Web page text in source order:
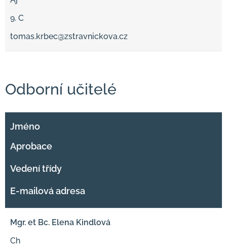
9. C
tomas.krbec@zstravnickova.cz
Odborní učitelé
Jméno
Aprobace
Vedení třídy
E-mailová adresa
Mgr. et Bc. Elena Kindlová
Ch